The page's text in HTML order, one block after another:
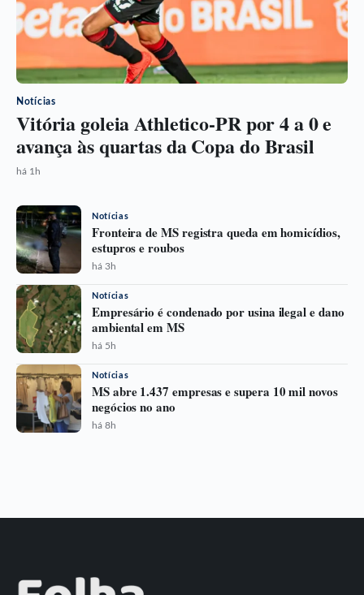
Notícias
Vitória goleia Athletico-PR por 4 a 0 e
avança às quartas da Copa do Brasil
há 1h
Notícias
Fronteira de MS registra queda em homicídios,
estupros e roubos
há 3h
Notícias
Empresário é condenado por usina ilegal e dano
ambiental em MS
há 5h
Notícias
MS abre 1.437 empresas e supera 10 mil novos
negócios no ano
há 8h